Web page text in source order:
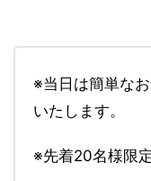
※当日は簡単な
いたします。
※先着20名様限